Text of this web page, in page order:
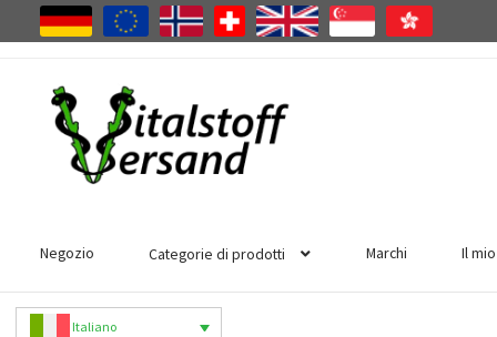
Vai
alla
navigazione
Vai
contenuto
Negozio Categorie di prodotti Marchi Il
Italiano